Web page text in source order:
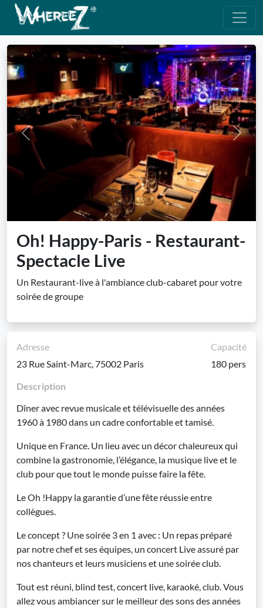
Previous Next
Oh! Happy-Paris - Restaurant-
Spectacle Live
Un Restaurant-live à l'ambiance club-cabaret pour votre
soirée de groupe
Adresse
23 Rue Saint-Marc, 75002 Paris
Capacité
180 pers
Description
Dîner avec revue musicale et télévisuelle des années
1960 à 1980 dans un cadre confortable et tamisé.
Unique en France. Un lieu avec un décor chaleureux qui
combine la gastronomie, l’élégance, la musique live et le
club pour que tout le monde puisse faire la fête.
Le Oh !Happy la garantie d’une fête réussie entre
collègues.
Le concept ? Une soirée 3 en 1 avec : Un repas préparé
par notre chef et ses équipes, un concert Live assuré par
nos chanteurs et leurs musiciens et une soirée club.
Tout est réuni, blind test, concert live, karaoké, club. Vous
allez vous ambiancer sur le meilleur des sons des années